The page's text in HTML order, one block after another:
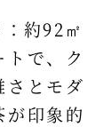
約92㎡
で、ク
さとモダ
が印象的